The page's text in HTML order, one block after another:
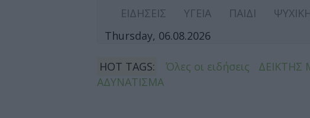
ΕΙΔΗΣΕΙΣ ΥΓΕΙΑ ΠΑΙΔΙ
Thursday, 06.08.2026
HOT TAGS: Όλες οι ειδήσεις
ΑΔΥΝΑΤΙΣΜΑ